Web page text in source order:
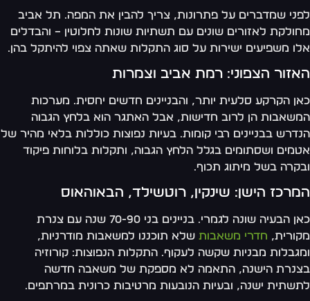
שמדברים על פתרונות, צריך להבין את המפה. תל אביב
לאזורים שונים עם תשתיות שונות לחלוטין – והבדלים
משפיעים ישירות על סוג התקלות שאתה צפוי להיתקל בהן.
הצפוני: רמת אביב וצמרות
הקרקע סלעית יותר, והבניינים חדשים יחסית. מערכות
הן לרוב חדישות, אבל האתגר הוא בלחץ הגבוה
בבניינים רבי קומות. בעיות נפוצות כוללות בלאי מהיר של
ושסתומים בגלל הלחץ הגבוה, ותקלות בלוחות פיקוד
בשל מיתוג תכוף.
הישן: שינקין, רוטשילד, הבאוהאוס
כאן הבעיה שונה לגמרי. בניינים בני 70-90 שנה עם צנרת
חדרי משאבותשלא תוכננו למשאבות מודרניות,
מבניות שקשה לעקוף. התקלות הנפוצות: קורוזיה
הישנה, התאמה לא מספקת של משאבה חדשה
ישנה, ובעיות הנובעות מרטיבות כרונית במרתפים.